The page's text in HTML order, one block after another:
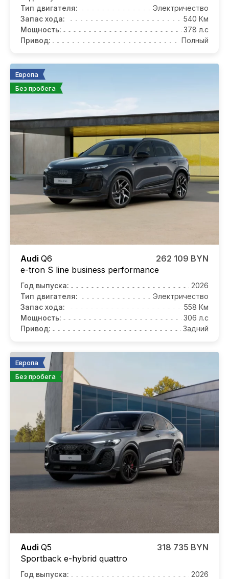
Тип двигателя:
Электричество
Запас хода:
540 Км
Мощность:
378 л.с
Привод:
Полный
Европа
Без пробега
Audi Q6
e-tron S line business performance
262 109 BYN
Год выпуска:
2026
Тип двигателя:
Электричество
Запас хода:
558 Км
Мощность:
306 л.с
Привод:
Задний
Европа
Без пробега
Audi Q5
Sportback e-hybrid quattro
318 735 BYN
Год выпуска:
2026